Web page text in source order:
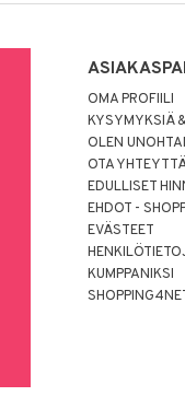
OMA PROFIILI
KYSYMYKSIÄ
OLEN
OTA
EDULLISET
EHDOT -
EVÄSTEET
KUMPPANIKSI